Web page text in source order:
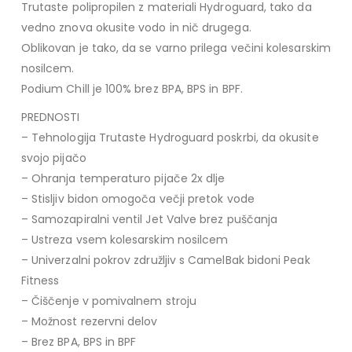
Trutaste polipropilen z materiali Hydroguard, tako da
vedno znova okusite vodo in nič drugega.
Oblikovan je tako, da se varno prilega večini kolesarskim
nosilcem.
Podium Chill je 100% brez BPA, BPS in BPF.
PREDNOSTI
– Tehnologija Trutaste Hydroguard poskrbi, da okusite
svojo pijačo
– Ohranja temperaturo pijače 2x dlje
– Stisljiv bidon omogoča večji pretok vode
– Samozapiralni ventil Jet Valve brez puščanja
– Ustreza vsem kolesarskim nosilcem
– Univerzalni pokrov združljiv s CamelBak bidoni Peak
Fitness
– Čiščenje v pomivalnem stroju
– Možnost rezervni delov
– Brez BPA, BPS in BPF